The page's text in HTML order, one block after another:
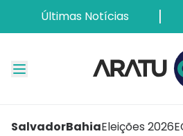
Últimas Notícias
SalvadorBahiaEleições 2026